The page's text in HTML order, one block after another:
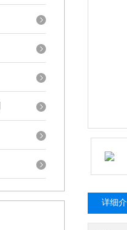
详细